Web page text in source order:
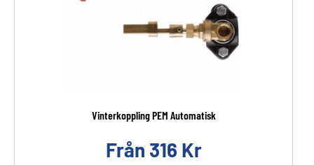
Vinterkoppling PEM Automatisk
Från 316 Kr